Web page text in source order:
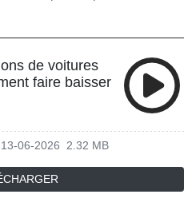
de voitures
faire baisser
13-06-2026 2.32 MB